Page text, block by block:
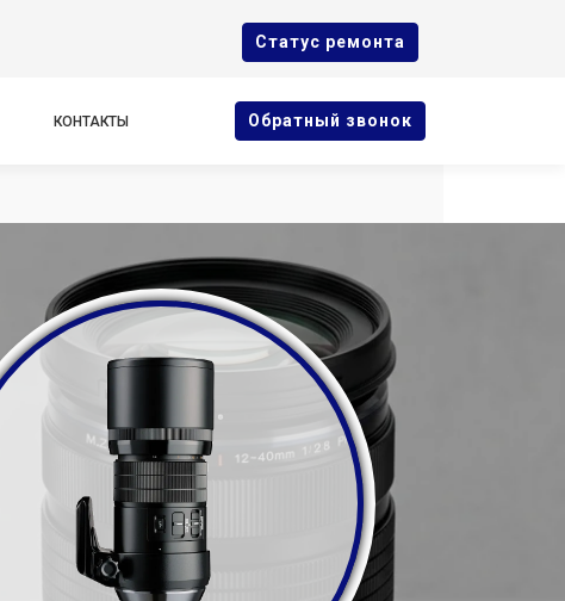
Cтатус ремонта
КОНТАКТЫ Oбратный звонок